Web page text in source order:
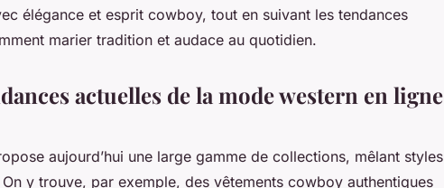
élégance et esprit cowboy, tout en suivant les tendances
marier tradition et audace au quotidien.
actuelles de la mode western en ligne
aujourd’hui une large gamme de collections, mêlant styles
y trouve, par exemple, des vêtements cowboy authentiques